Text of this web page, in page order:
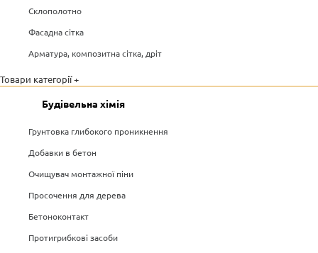
Склополотно
Фасадна сітка
Арматура, композитна сітка, дріт
Товари категорії +
Будівельна хімія
Грунтовка глибокого проникнення
Добавки в бетон
Очищувач монтажної піни
Просочення для дерева
Бетоноконтакт
Протигрибкові засоби